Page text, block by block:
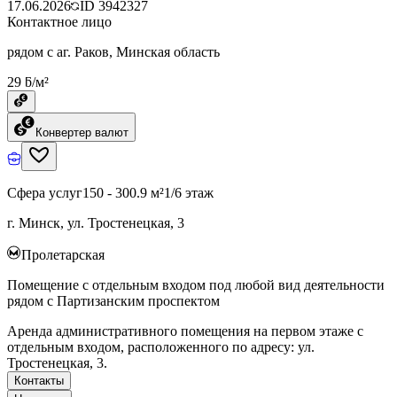
17.06.2026 ID 3942327
Контактное лицо
рядом с аг. Раков, Минская область
29 ƃ/м²
Конвертер валют
Сфера услуг150 - 300.9 м²1/6 этаж
г. Минск, ул. Тростенецкая, 3
Пролетарская
Помещение с отдельным входом под любой вид деятельности
рядом с Партизанским проспектом
Аренда административного помещения на первом этаже с
отдельным входом, расположенного по адресу: ул.
Тростенецкая, 3.
Контакты